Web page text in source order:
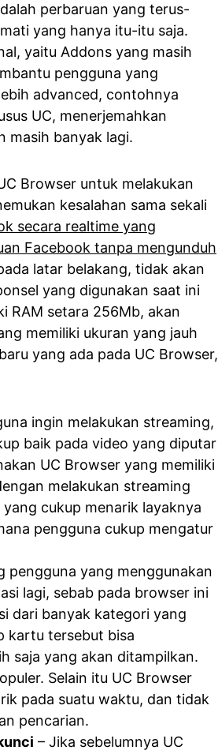
perbaruan yang terus-
yang hanya itu-itu saja.
yaitu Addons yang masih
pengguna yang
advanced, contohnya
UC, menerjemahkan
masih banyak lagi.
Browser untuk melakukan
kesalahan sama sekali
secara realtime yang
Facebook tanpa mengunduh
latar belakang, tidak akan
yang digunakan saat ini
RAM setara 256Mb, akan
memiliki ukuran yang jauh
yang ada pada UC Browser,
ingin melakukan streaming,
baik pada video yang diputar
UC Browser yang memiliki
melakukan streaming
cukup menarik layaknya
pengguna cukup mengatur
pengguna yang menggunakan
lagi, sebab pada browser ini
dari banyak kategori yang
kartu tersebut bisa
saja yang akan ditampilkan.
Selain itu UC Browser
pada suatu waktu, dan tidak
pencarian.
– Jika sebelumnya UC